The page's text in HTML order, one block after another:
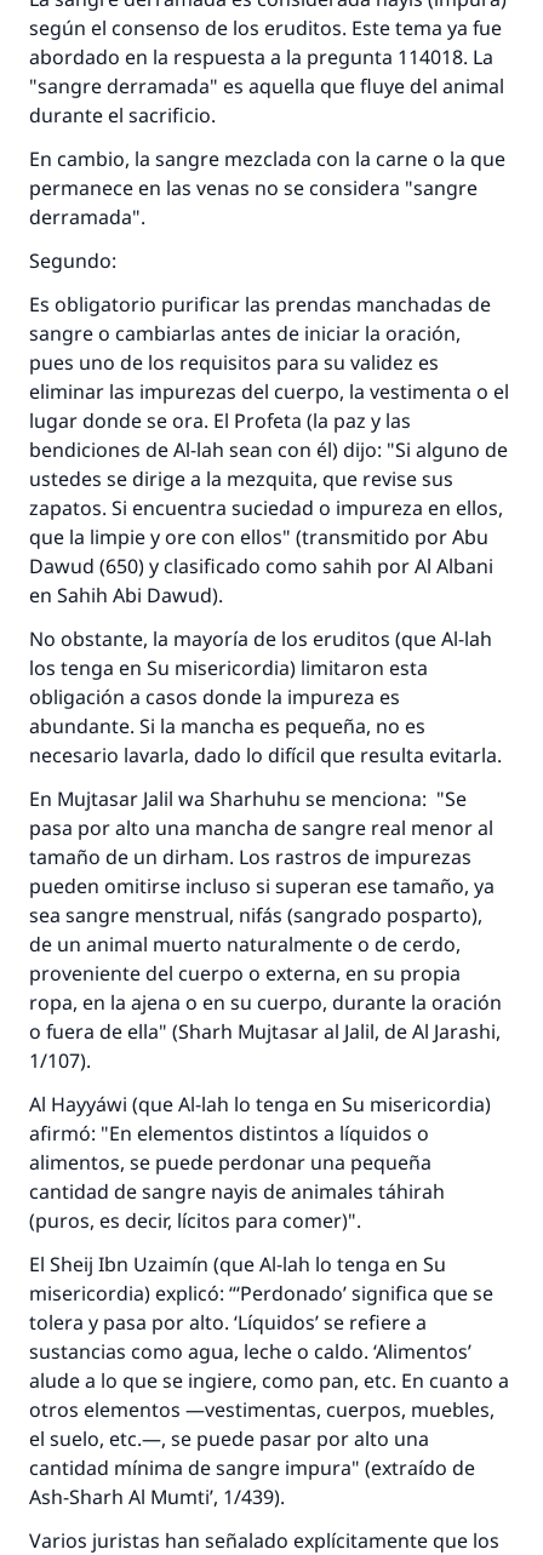
según el consenso de los eruditos. Este tema ya fue
abordado en la respuesta a la pregunta 114018. La
"sangre derramada" es aquella que fluye del animal
durante el sacrificio.
En cambio, la sangre mezclada con la carne o la que
permanece en las venas no se considera "sangre
derramada".
Segundo:
Es obligatorio purificar las prendas manchadas de
sangre o cambiarlas antes de iniciar la oración,
pues uno de los requisitos para su validez es
eliminar las impurezas del cuerpo, la vestimenta o el
lugar donde se ora. El Profeta (la paz y las
bendiciones de Al-lah sean con él) dijo: "Si alguno de
ustedes se dirige a la mezquita, que revise sus
zapatos. Si encuentra suciedad o impureza en ellos,
que la limpie y ore con ellos" (transmitido por Abu
Dawud (650) y clasificado como sahih por Al Albani
en Sahih Abi Dawud).
No obstante, la mayoría de los eruditos (que Al-lah
los tenga en Su misericordia) limitaron esta
obligación a casos donde la impureza es
abundante. Si la mancha es pequeña, no es
necesario lavarla, dado lo difícil que resulta evitarla.
En Mujtasar Jalil wa Sharhuhu se menciona: "Se
pasa por alto una mancha de sangre real menor al
tamaño de un dirham. Los rastros de impurezas
pueden omitirse incluso si superan ese tamaño, ya
sea sangre menstrual, nifás (sangrado posparto),
de un animal muerto naturalmente o de cerdo,
proveniente del cuerpo o externa, en su propia
ropa, en la ajena o en su cuerpo, durante la oración
o fuera de ella" (Sharh Mujtasar al Jalil, de Al Jarashi,
1/107).
Al Hayyáwi (que Al-lah lo tenga en Su misericordia)
afirmó: "En elementos distintos a líquidos o
alimentos, se puede perdonar una pequeña
cantidad de sangre nayis de animales táhirah
(puros, es decir, lícitos para comer)".
El Sheij Ibn Uzaimín (que Al-lah lo tenga en Su
misericordia) explicó: “‘Perdonado’ significa que se
tolera y pasa por alto. ‘Líquidos’ se refiere a
sustancias como agua, leche o caldo. ‘Alimentos’
alude a lo que se ingiere, como pan, etc. En cuanto a
otros elementos —vestimentas, cuerpos, muebles,
el suelo, etc.—, se puede pasar por alto una
cantidad mínima de sangre impura" (extraído de
Ash-Sharh Al Mumti’, 1/439).
Varios juristas han señalado explícitamente que los
La respuesta no. 110845 salvó un
matrimonio.
Desde la Q hasta la A, su contribución ayuda a
IslamQA.
Profeta ﷺ dijo:
"Una persona que orienta a otros a hacer el
bien obtendrá la misma recompensa que
aquellos que lo realicen."